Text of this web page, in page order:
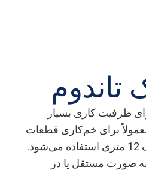
ظرفیت کاری بسیار
برای خم‌کاری قطعات
بلندتر مانند تیرهای سبک 12 متری استفاده می‌شود.
صورت مستقل یا در